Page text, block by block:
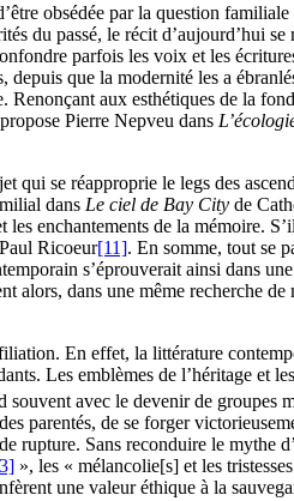
obsédée par la question
du passé, le récit d’aujourd’hui
parfois les voix et les
que la modernité les a
aux esthétiques de la
Pierre Nepveu dans
qui se réapproprie le legs des
dans Le ciel de Bay City de
enchantements de la mémoire.
Ricoeur[11]. En somme, tout se
s’éprouverait ainsi dans
dans une même recherche de
En effet, la littérature
Les emblèmes de l’héritage et
avec le devenir de groupes
parentés, de se forger
rupture. Sans reconduire le mythe
», les « mélancolie[s] et les
une valeur éthique à la